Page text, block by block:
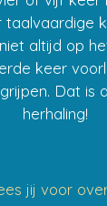
taalvaardige
altijd op
keer
Dat is
herhaling!
jij voor